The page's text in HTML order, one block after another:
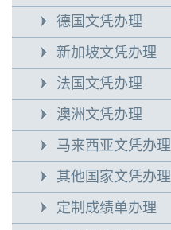
德国文凭办理
新加坡文凭办理
法国文凭办理
澳洲文凭办理
马来西亚文凭办理
其他国家文凭办理
定制成绩单办理